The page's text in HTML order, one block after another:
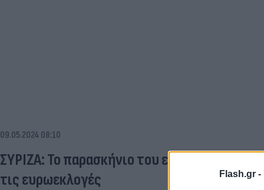
Flash.gr -
09.05.2024 08:10
ΣΥΡΙΖΑ: Το παρασκήνιο του επεισοδιακού
τις ευρωεκλογές